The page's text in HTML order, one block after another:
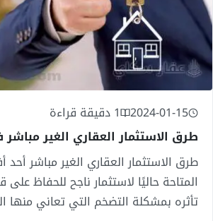
2024-01-15 1 دقيقة قراءة
طرق الاستثمار العقاري الغير مباشر
طرق الاستثمار العقاري الغير مباشر
المتاحة حاليًا لاستثمار ناجح للحفاظ
تأثره بمشكلة التضخم التي تعاني منها